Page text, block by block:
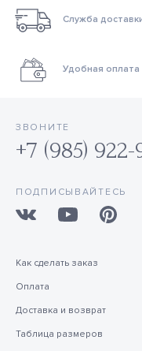
Служба
Удобная оплата
ЗВОНИТЕ
+7 (985) 922-
ПОДПИСЫВАЙТЕСЬ
Как сделать заказ
Оплата
Доставка и возврат
Таблица размеров